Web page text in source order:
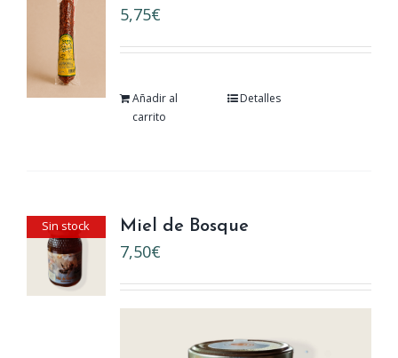
5,75€
Añadir al
carrito
Detalles
Sin stock Miel de Bosque
7,50€